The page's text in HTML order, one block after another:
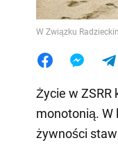
W Związku
Życie w ZSRR
monotonią. W
żywności